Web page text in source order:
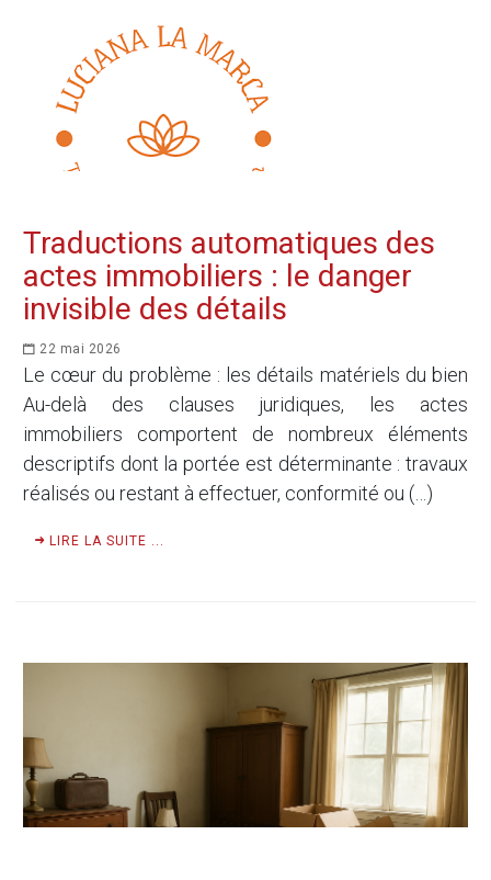
Traductions automatiques des
actes immobiliers : le danger
invisible des détails
22 mai 2026
Le cœur du problème : les détails matériels du bien
Au-delà des clauses juridiques, les actes
immobiliers comportent de nombreux éléments
descriptifs dont la portée est déterminante : travaux
réalisés ou restant à effectuer, conformité ou (…)
LIRE LA SUITE ...